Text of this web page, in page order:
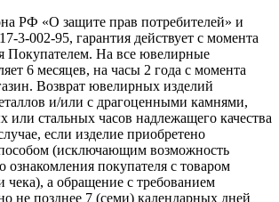
РФ «О защите прав потребителей» и
3-002-95, гарантия действует с момента
Покупателем. На все ювелирные
6 месяцев, на часы 2 года с момента
Возврат ювелирных изделий
и/или с драгоценными камнями,
или стальных часов надлежащего качества
если изделие приобретено
(исключающим возможность
ознакомления покупателя с товаром
чека), а обращение с требованием
не позднее 7 (семи) календарных дней